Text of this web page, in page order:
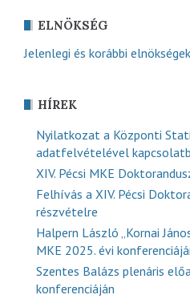
ELNÖKSÉG
Jelenlegi és korábbi elnökségek
HÍREK
Nyilatkozat a Központi
adatfelvételével
XIV. Pécsi MKE
Felhívás a XIV. Pécsi
részvételre
Halpern László „Kornai
MKE 2025. évi
Szentes Balázs plenáris
konferenciáján